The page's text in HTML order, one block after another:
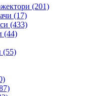
(201)
(17)
(433)
(44)
(55)